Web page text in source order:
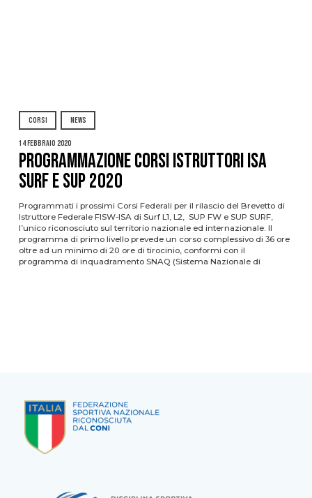
CORSI NEWS
14 Febbraio 2020
PROGRAMMAZIONE CORSI ISTRUTTORI ISA
SURF E SUP 2020
Programmati i prossimi Corsi Federali per il rilascio del Brevetto di
Istruttore Federale FISW-ISA di Surf L1, L2, SUP FW e SUP SURF,
l’unico riconosciuto sul territorio nazionale ed internazionale. Il
programma di primo livello prevede un corso complessivo di 36 ore
oltre ad un minimo di 20 ore di tirocinio, conformi con il
programma di inquadramento SNAQ (Sistema Nazionale di